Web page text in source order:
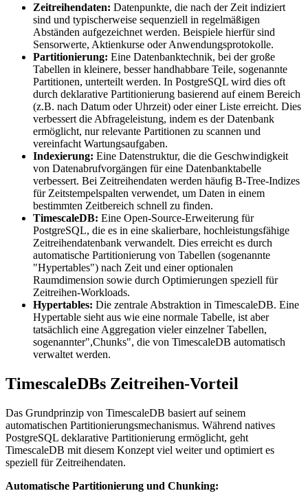
Zeitreihendaten: Datenpunkte, die nach der Zeit indiziert
sind und typischerweise sequenziell in regelmäßigen
Abständen aufgezeichnet werden. Beispiele hierfür sind
Sensorwerte, Aktienkurse oder Anwendungsprotokolle.
Partitionierung: Eine Datenbanktechnik, bei der große
Tabellen in kleinere, besser handhabbare Teile, sogenannte
Partitionen, unterteilt werden. In PostgreSQL wird dies oft
durch deklarative Partitionierung basierend auf einem Bereich
(z.B. nach Datum oder Uhrzeit) oder einer Liste erreicht. Dies
verbessert die Abfrageleistung, indem es der Datenbank
ermöglicht, nur relevante Partitionen zu scannen und
vereinfacht Wartungsaufgaben.
Indexierung: Eine Datenstruktur, die die Geschwindigkeit
von Datenabrufvorgängen für eine Datenbanktabelle
verbessert. Bei Zeitreihendaten werden häufig B-Tree-Indizes
für Zeitstempelspalten verwendet, um Daten in einem
bestimmten Zeitbereich schnell zu finden.
TimescaleDB: Eine Open-Source-Erweiterung für
PostgreSQL, die es in eine skalierbare, hochleistungsfähige
Zeitreihendatenbank verwandelt. Dies erreicht es durch
automatische Partitionierung von Tabellen (sogenannte
"Hypertables") nach Zeit und einer optionalen
Raumdimension sowie durch Optimierungen speziell für
Zeitreihen-Workloads.
Hypertables: Die zentrale Abstraktion in TimescaleDB. Eine
Hypertable sieht aus wie eine normale Tabelle, ist aber
tatsächlich eine Aggregation vieler einzelner Tabellen,
sogenannter",Chunks", die von TimescaleDB automatisch
verwaltet werden.
TimescaleDBs Zeitreihen-Vorteil
Das Grundprinzip von TimescaleDB basiert auf seinem
automatischen Partitionierungsmechanismus. Während natives
PostgreSQL deklarative Partitionierung ermöglicht, geht
TimescaleDB mit diesem Konzept viel weiter und optimiert es
speziell für Zeitreihendaten.
Automatische Partitionierung und Chunking: